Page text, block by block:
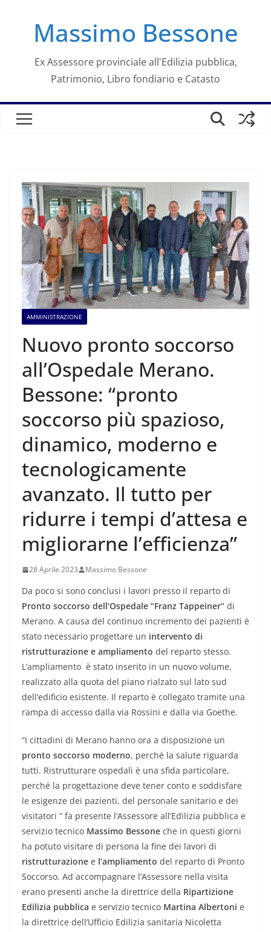
contenutoMassimo Bessone
Ex Assessore provinciale all'Edilizia pubblica,
Patrimonio, Libro fondiario e Catasto
AMMINISTRAZIONE
Nuovo pronto soccorso
all’Ospedale Merano.
Bessone: “pronto
soccorso più spazioso,
dinamico, moderno e
tecnologicamente
avanzato. Il tutto per
ridurre i tempi d’attesa e
migliorarne l’efficienza”
28 Aprile 2023 Massimo Bessone
Da poco si sono conclusi i lavori presso il reparto di
Pronto soccorso dell’Ospedale “Franz Tappeiner” di
Merano. A causa del continuo incremento dei pazienti è
stato necessario progettare un intervento di
ristrutturazione e ampliamento del reparto stesso.
L’ampliamento è stato inserito in un nuovo volume,
realizzato alla quota del piano rialzato sul lato sud
dell’edificio esistente. Il reparto è collegato tramite una
rampa di accesso dalla via Rossini e dalla via Goethe.
“I cittadini di Merano hanno ora a disposizione un
pronto soccorso moderno, perché la salute riguarda
tutti. Ristrutturare ospedali è una sfida particolare,
perché la progettazione deve tener conto e soddisfare
le esigenze dei pazienti, del personale sanitario e dei
visitatori ” fa presente l’Assessore all’Edilizia pubblica e
servizio tecnico Massimo Bessone che in questi giorni
ha potuto visitare di persona la fine dei lavori di
ristrutturazione e l’ampliamento del reparto di Pronto
Soccorso. Ad accompagnare l’Assessore nella visita
erano presenti anche la direttrice della Ripartizione
Edilizia pubblica e servizio tecnico Martina Albertoni e
la direttrice dell’Ufficio Edilizia sanitaria Nicoletta